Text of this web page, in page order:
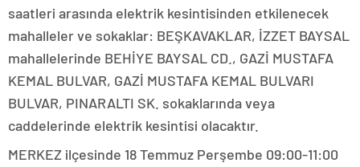
saatleri arasında elektrik kesintisinden etkilenecek
mahalleler ve sokaklar: BEŞKAVAKLAR, İZZET BAYSAL
mahallelerinde BEHİYE BAYSAL CD., GAZİ MUSTAFA
KEMAL BULVAR, GAZİ MUSTAFA KEMAL BULVARI
BULVAR, PINARALTI SK. sokaklarında veya
caddelerinde elektrik kesintisi olacaktır.
MERKEZ ilçesinde 18 Temmuz Perşembe 09:00-11:00